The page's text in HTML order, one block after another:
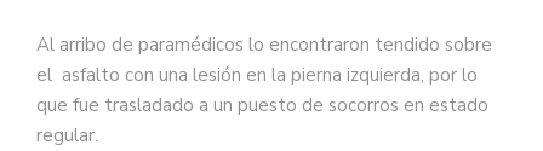
Al arribo de paramédicos lo encontraron tendido sobre
el asfalto con una lesión en la pierna izquierda, por lo
que fue trasladado a un puesto de socorros en estado
regular.